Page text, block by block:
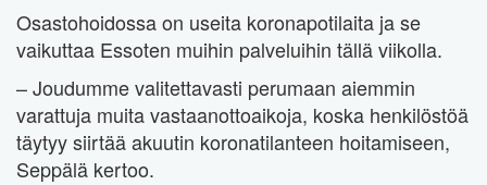
Osastohoidossa on useita koronapotilaita ja se
vaikuttaa Essoten muihin palveluihin tällä viikolla.
– Joudumme valitettavasti perumaan aiemmin
varattuja muita vastaanottoaikoja, koska henkilöstöä
täytyy siirtää akuutin koronatilanteen hoitamiseen,
Seppälä kertoo.